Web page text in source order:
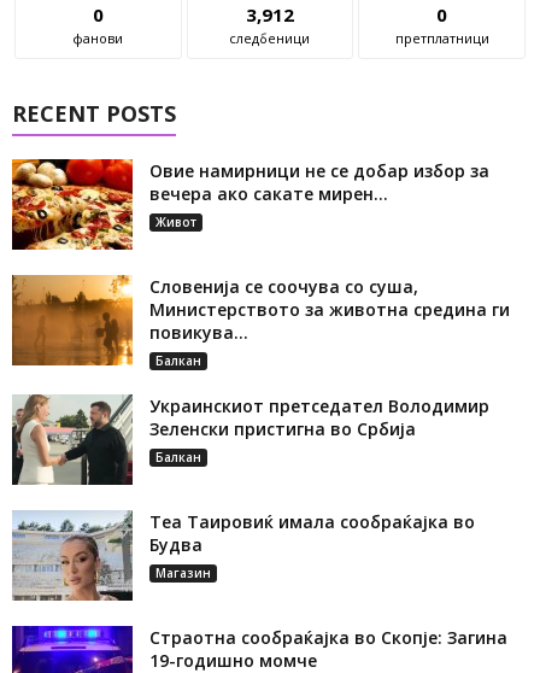
0
фанови
3,912
следбеници
0
претплатници
RECENT POSTS
Овие намирници не се добар избор за
вечера ако сакате мирен...
Живот
Словенија се соочува со суша,
Министерството за животна средина ги
повикува...
Балкан
Украинскиот претседател Володимир
Зеленски пристигна во Србија
Балкан
Теа Таировиќ имала сообраќајка во
Будва
Магазин
Страотна сообраќајка во Скопје: Загина
19-годишно момче